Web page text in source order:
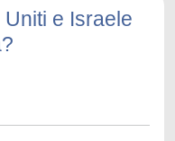
e Israele